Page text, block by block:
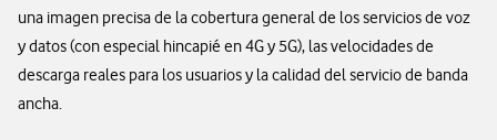
una imagen precisa de la cobertura general de los servicios de voz
y datos (con especial hincapié en 4G y 5G), las velocidades de
descarga reales para los usuarios y la calidad del servicio de banda
ancha.